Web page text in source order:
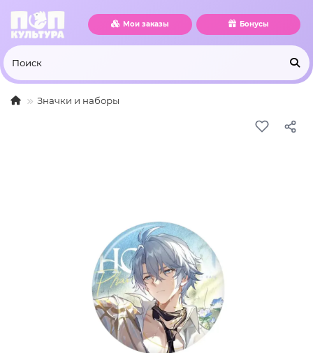
Мои заказы Бонусы
Значки и наборы